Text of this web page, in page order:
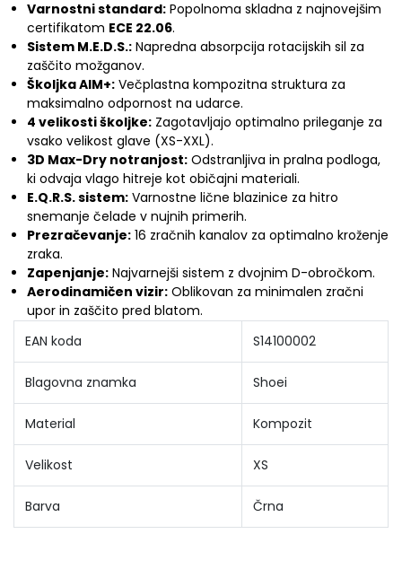
Varnostni standard: Popolnoma skladna z najnovejšim
certifikatom ECE 22.06.
Sistem M.E.D.S.: Napredna absorpcija rotacijskih sil za
zaščito možganov.
Školjka AIM+: Večplastna kompozitna struktura za
maksimalno odpornost na udarce.
4 velikosti školjke: Zagotavljajo optimalno prileganje za
vsako velikost glave (XS-XXL).
3D Max-Dry notranjost: Odstranljiva in pralna podloga,
ki odvaja vlago hitreje kot običajni materiali.
E.Q.R.S. sistem: Varnostne lične blazinice za hitro
snemanje čelade v nujnih primerih.
Prezračevanje: 16 zračnih kanalov za optimalno kroženje
zraka.
Zapenjanje: Najvarnejši sistem z dvojnim D-obročkom.
Aerodinamičen vizir: Oblikovan za minimalen zračni
upor in zaščito pred blatom.
EAN koda
S14100002
Blagovna znamka Shoei
Material Kompozit
Velikost XS
Barva Črna